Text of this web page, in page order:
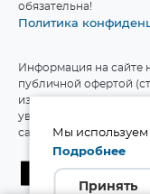
обязательна!
Политика
Информация на сайте
публичной офертой
изменять технические
уведомления.
сайте производителя.
Мы используем
Подробнее
Принять